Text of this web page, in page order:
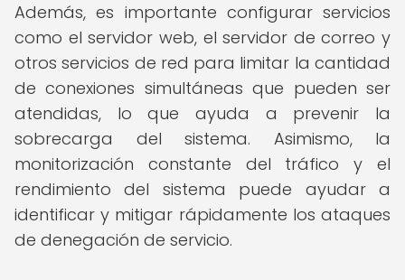
Además, es importante configurar servicios
como el servidor web, el servidor de correo y
otros servicios de red para limitar la cantidad
de conexiones simultáneas que pueden ser
atendidas, lo que ayuda a prevenir la
sobrecarga del sistema. Asimismo, la
monitorización constante del tráfico y el
rendimiento del sistema puede ayudar a
identificar y mitigar rápidamente los ataques
de denegación de servicio.